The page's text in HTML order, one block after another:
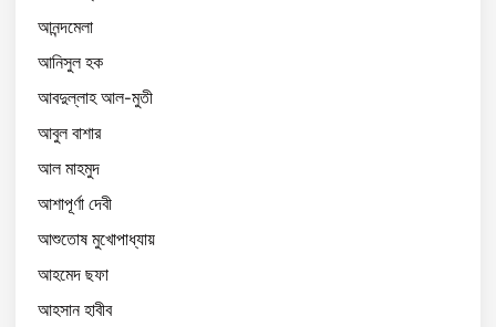
আনন্দমেলা
আনিসুল হক
আবদুল্লাহ আল-মুতী
আবুল বাশার
আল মাহমুদ
আশাপূর্ণা দেবী
আশুতোষ মুখোপাধ্যায়
আহমেদ ছফা
আহসান হাবীব